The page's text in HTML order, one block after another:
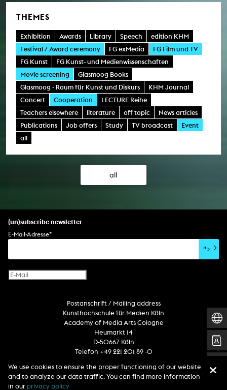
THEMES
Exhibition Awards Library Speech
edition KHM
Festival / Award ceremony
FG exMedia
FG Film und TV
FG Kunst
FG Kunst- und Medienwissenschaften
Movie screening
Glasmoog Books
Glasmoog - Raum für Kunst und Diskurs
KHM Journal
Concert
Cooperation
LECTURE Reihe
Teachers elsewhere
literature off topic
News articles
Publications
Job offers Study TV broadcast
Event
all
all
(un)subscribe newsletter
E-Mail-Adresse*
">
Postanschrift / Mailing address
Kunsthochschule für Medien Köln
Academy of Media Arts Cologne
Heumarkt 14
D-50667 Köln
Telefon +49 221 201 89 -0
We use cookies to ensure the proper functioning of our website
and to analyze our data traffic. You can find more information
in our privacy policy